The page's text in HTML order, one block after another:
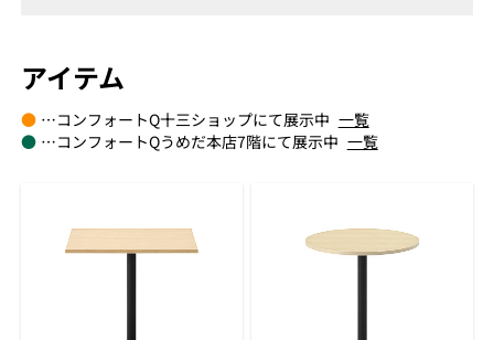
アイテム
●…コンフォートQ十三ショップにて展示中 一覧
●…コンフォートQうめだ本店7階にて展示中 一覧